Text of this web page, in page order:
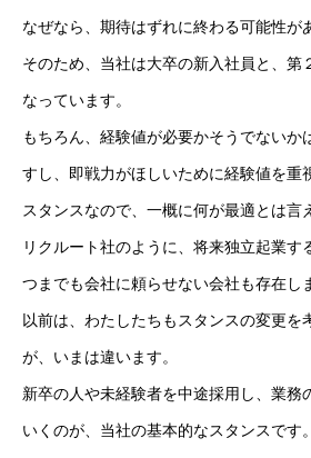
お問い合わせ
情報セキュリティ基本方針
HOME 新着情報 会社概要 事業紹
なぜなら、期待はずれに終わる可能性が
そのため、当社は大卒の新入社員と、第
なっています。
もちろん、経験値が必要かそうでないか
すし、即戦力がほしいために経験値を重
スタンスなので、一概に何が最適とは言
リクルート社のように、将来独立起業す
つまでも会社に頼らせない会社も存在し
以前は、わたしたちもスタンスの変更を
が、いまは違います。
新卒の人や未経験者を中途採用し、業務
いくのが、当社の基本的なスタンスです。